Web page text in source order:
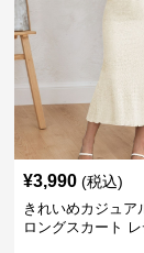
¥3,990 (税込)
きれいめカジュア
ロングスカート